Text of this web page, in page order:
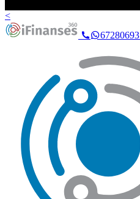
<
67280693